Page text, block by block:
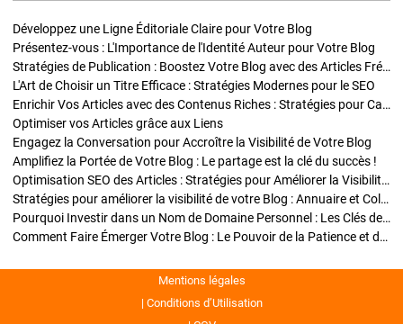
Développez une Ligne Éditoriale Claire pour Votre Blog
Présentez-vous : L'Importance de l'Identité Auteur pour Votre Blog
Stratégies de Publication : Boostez Votre Blog avec des Articles Fréquents et Exclusifs
L'Art de Choisir un Titre Efficace : Stratégies Modernes pour le SEO
Enrichir Vos Articles avec des Contenus Riches : Stratégies pour Captiver et Optimiser
Optimiser vos Articles grâce aux Liens
Engagez la Conversation pour Accroître la Visibilité de Votre Blog
Amplifiez la Portée de Votre Blog : Le partage est la clé du succès !
Optimisation SEO des Articles : Stratégies pour Améliorer la Visibilité de Votre Blog
Stratégies pour améliorer la visibilité de votre Blog : Annuaire et Collaborations
Pourquoi Investir dans un Nom de Domaine Personnel : Les Clés de la Réussite de Votre Blog
Comment Faire Émerger Votre Blog : Le Pouvoir de la Patience et de la Persévérance
Mentions légales
Conditions d’Utilisation